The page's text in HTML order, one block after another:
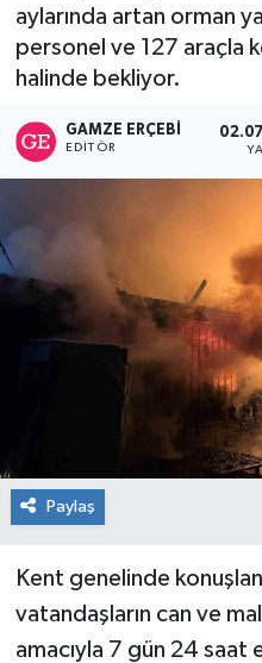
aylarında artan orman
personel ve 127 araçla
halinde bekliyor.
GAMZE ERÇEBI
EDITÖR
Paylaş
Kent genelinde
vatandaşların can ve
amacıyla 7 gün 24 saat
RESMİ İLAN
SİYASET
SAĞLIK
GÜNCEL
Haber Arşivi